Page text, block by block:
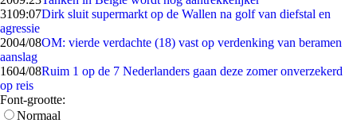
3109:07Dirk sluit supermarkt op de Wallen na golf van diefstal en
agressie
2004/08OM: vierde verdachte (18) vast op verdenking van beramen
aanslag
1604/08Ruim 1 op de 7 Nederlanders gaan deze zomer onverzekerd
op reis
Font-grootte:
Normaal